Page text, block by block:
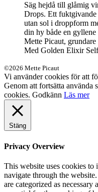
Säg hejdå till glåmig
Drops. Ett fuktgivande
utan sol i droppform
din hy både en
Mette Picaut,
Med Golden Elixir
©2026 Mette Picaut
Vi använder cookies för att
Genom att fortsätta använda
cookies. Godkänn Läs mer
Stäng
Privacy Overview
This website uses cookies
navigate through the
are categorized as